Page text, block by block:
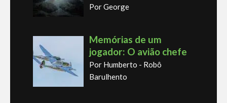
Por George
Memórias de um
jogador: O avião chefe
Por Humberto - Robô
Barulhento